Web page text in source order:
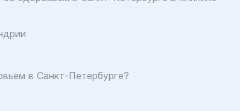
в Санкт-Петербурге?